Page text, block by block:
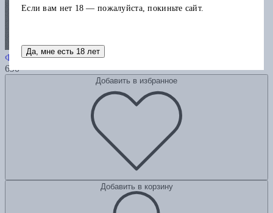
О фотографии
Флюссер В.
690
Добавить в избранное
Добавить в корзину
Если вам нет 18 — пожалуйста, покиньте сайт.
Да, мне есть 18 лет